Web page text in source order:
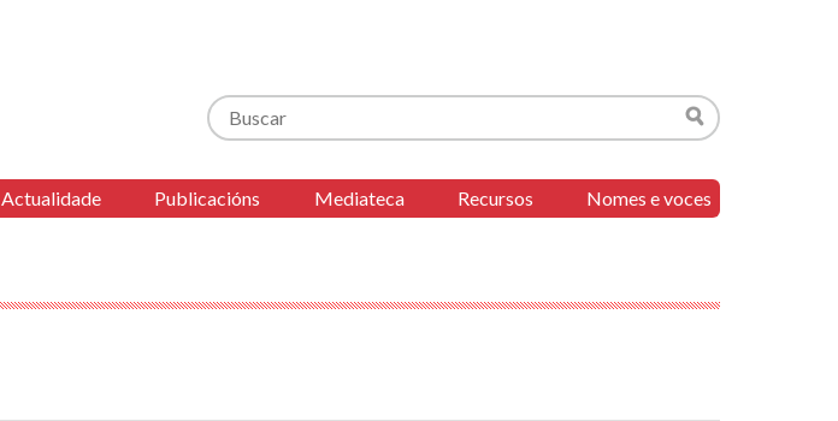
Buscar
Buscar
Actualidade Publicacións Mediateca Recursos Nomes e voces